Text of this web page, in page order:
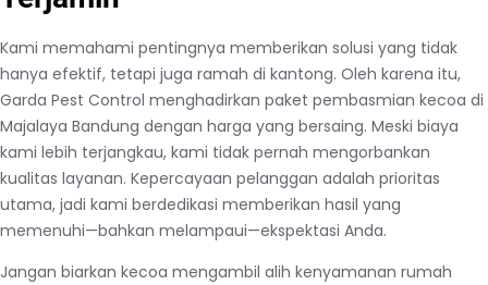
Kami memahami pentingnya memberikan solusi yang tidak
hanya efektif, tetapi juga ramah di kantong. Oleh karena itu,
Garda Pest Control menghadirkan paket pembasmian kecoa di
Majalaya Bandung dengan harga yang bersaing. Meski biaya
kami lebih terjangkau, kami tidak pernah mengorbankan
kualitas layanan. Kepercayaan pelanggan adalah prioritas
utama, jadi kami berdedikasi memberikan hasil yang
memenuhi—bahkan melampaui—ekspektasi Anda.
Jangan biarkan kecoa mengambil alih kenyamanan rumah